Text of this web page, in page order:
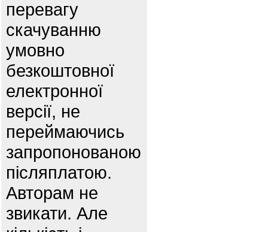
перевагу
скачуванню
умовно
безкоштовної
електронної
версії, не
переймаючись
запропонованою
післяплатою.
Авторам не
звикати. Але